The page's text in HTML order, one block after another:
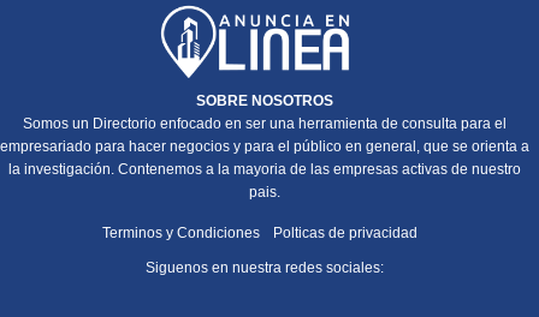
SOBRE NOSOTROS
Somos un Directorio enfocado en ser una herramienta de consulta para el
empresariado para hacer negocios y para el público en general, que se orienta a
la investigación. Contenemos a la mayoria de las empresas activas de nuestro
pais.
Terminos y Condiciones Polticas de privacidad
Siguenos en nuestra redes sociales: